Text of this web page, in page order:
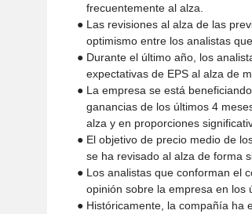
frecuentemente al alza.
● Las revisiones al alza de las
optimismo entre los analistas
● Durante el último año, los
expectativas de EPS al alza de
● La empresa se está
ganancias de los últimos 4
alza y en proporciones
● El objetivo de precio medio de
se ha revisado al alza de forma
● Los analistas que conforman el
opinión sobre la empresa en los
● Históricamente, la compañía ha